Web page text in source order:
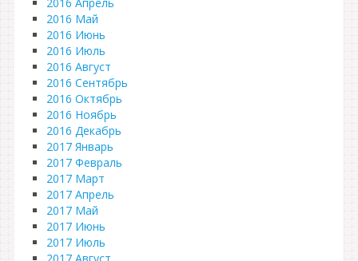
2016 Май
2016 Июнь
2016 Июль
2016 Август
2016 Сентябрь
2016 Октябрь
2016 Ноябрь
2016 Декабрь
2017 Январь
2017 Февраль
2017 Март
2017 Апрель
2017 Май
2017 Июнь
2017 Июль